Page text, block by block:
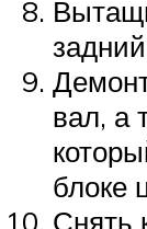
вал, а
блоке
Снять